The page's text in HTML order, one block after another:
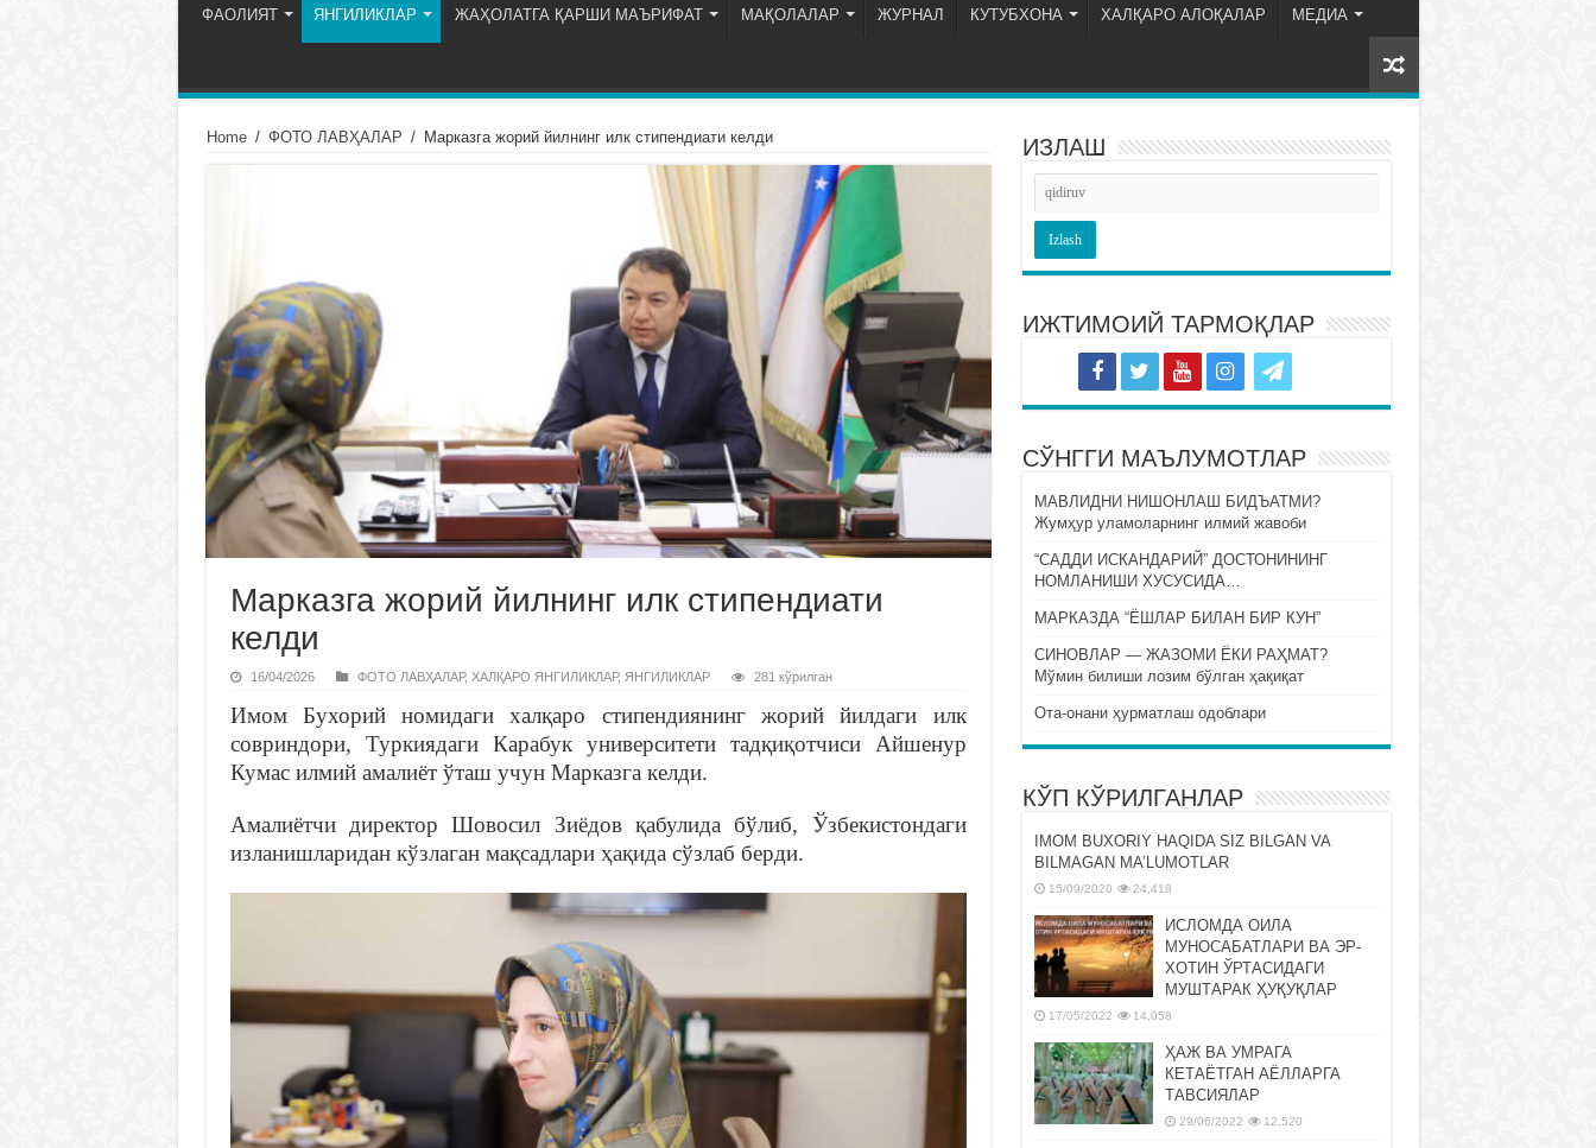
ФАОЛИЯТ ЯНГИЛИКЛАР ЖАҲОЛАТГА ҚАРШИ МАЪРИФАТ МАҚОЛАЛАР ЖУРНАЛ КУТУБХОНА ХАЛҚАРО АЛОҚАЛАР МЕДИА
Home / ФОТО ЛАВҲАЛАР / Марказга жорий йилнинг илк стипендиати келди
Марказга жорий йилнинг илк стипендиати
келди
16/04/2026 ФОТО ЛАВҲАЛАР, ХАЛҚАРО ЯНГИЛИКЛАР, ЯНГИЛИКЛАР 281 кўрилган
Имом Бухорий номидаги халқаро стипендиянинг жорий йилдаги илк
совриндори, Туркиядаги Карабук университети тадқиқотчиси Айшенур
Кумас илмий амалиёт ўташ учун Марказга келди.
Амалиётчи директор Шовосил Зиёдов қабулида бўлиб, Ўзбекистондаги
изланишларидан кўзлаган мақсадлари ҳақида сўзлаб берди.
ИЗЛАШ
ИЖТИМОИЙ ТАРМОҚЛАР
СЎНГГИ МАЪЛУМОТЛАР
МАВЛИДНИ НИШОНЛАШ БИДЪАТМИ?
Жумҳур уламоларнинг илмий жавоби
“САДДИ ИСКАНДАРИЙ” ДОСТОНИНИНГ
НОМЛАНИШИ ХУСУСИДА…
МАРКАЗДА “ЁШЛАР БИЛАН БИР КУН”
СИНОВЛАР — ЖАЗОМИ ЁКИ РАҲМАТ?
Мўмин билиши лозим бўлган ҳақиқат
Ота-онани ҳурматлаш одоблари
КЎП КЎРИЛГАНЛАР
IMOM BUXORIY HAQIDA SIZ BILGAN VA
BILMAGAN MA’LUMOTLAR
15/09/2020 24,418
ИСЛОМДА ОИЛА
МУНОСАБАТЛАРИ ВА ЭР-
ХОТИН ЎРТАСИДАГИ
МУШТАРАК ҲУҚУҚЛАР
17/05/2022 14,058
ҲАЖ ВА УМРАГА
КЕТАЁТГАН АЁЛЛАРГА
ТАВСИЯЛАР
29/06/2022 12,520